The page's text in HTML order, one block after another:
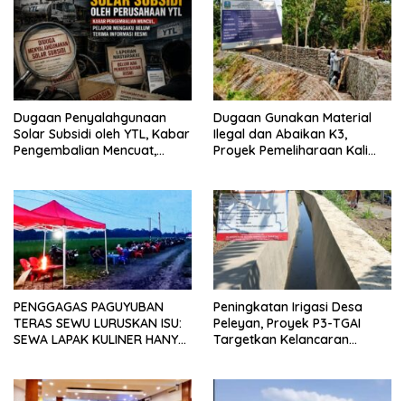
Dugaan Penyalahgunaan
Solar Subsidi oleh YTL, Kabar
Pengembalian Mencuat,
Dugaan Gunakan Material
Ilegal dan Abaikan K3,
Proyek Pemeliharaan Kali
Warga
PENGGAGAS PAGUYUBAN
TERAS SEWU LURUSKAN ISU:
SEWA LAPAK KULINER HANYA
Peningkatan Irigasi Desa
Peleyan, Proyek P3-TGAI
Targetkan Kelancaran